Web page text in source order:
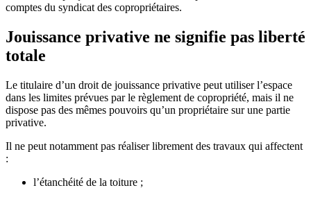
comptes du syndicat des copropriétaires.
Jouissance privative ne signifie pas liberté
totale
Le titulaire d’un droit de jouissance privative peut utiliser l’espace
dans les limites prévues par le règlement de copropriété, mais il ne
dispose pas des mêmes pouvoirs qu’un propriétaire sur une partie
privative.
Il ne peut notamment pas réaliser librement des travaux qui affectent
:
l’étanchéité de la toiture ;